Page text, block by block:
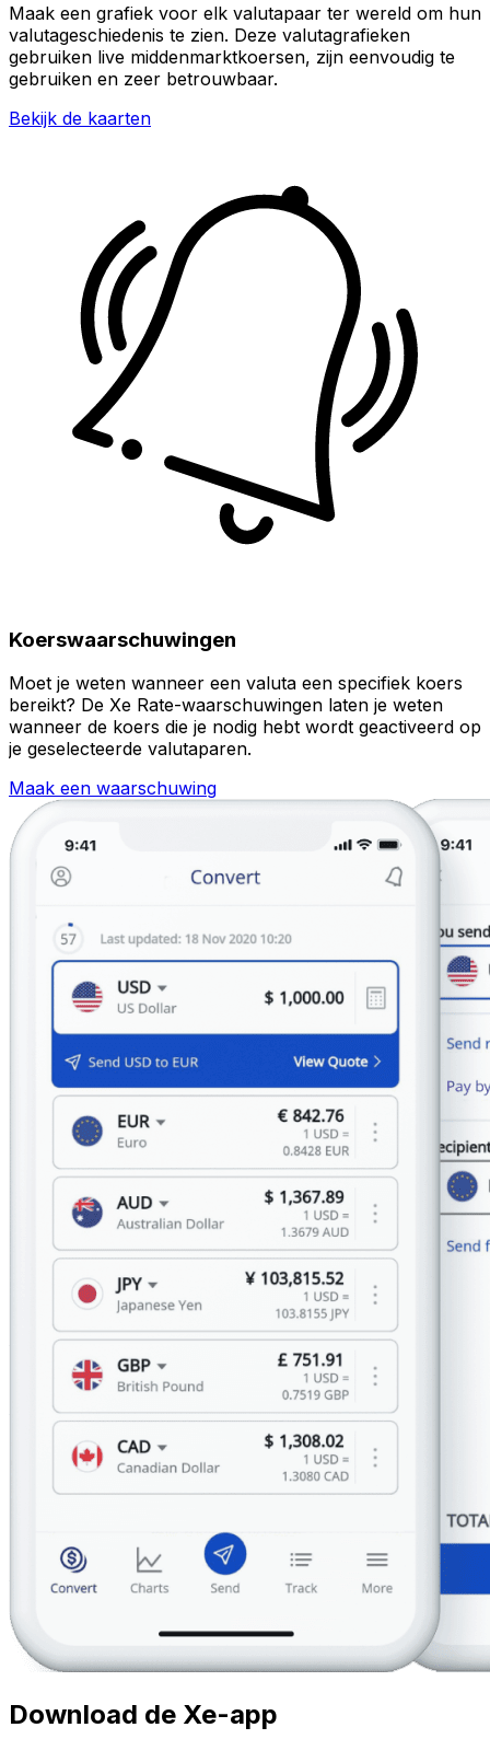
Maak een grafiek voor elk valutapaar ter wereld om hun
valutageschiedenis te zien. Deze valutagrafieken
gebruiken live middenmarktkoersen, zijn eenvoudig te
gebruiken en zeer betrouwbaar.
Bekijk de kaarten
Koerswaarschuwingen
Moet je weten wanneer een valuta een specifiek koers
bereikt? De Xe Rate-waarschuwingen laten je weten
wanneer de koers die je nodig hebt wordt geactiveerd op
je geselecteerde valutaparen.
Maak een waarschuwing
Download de Xe-app